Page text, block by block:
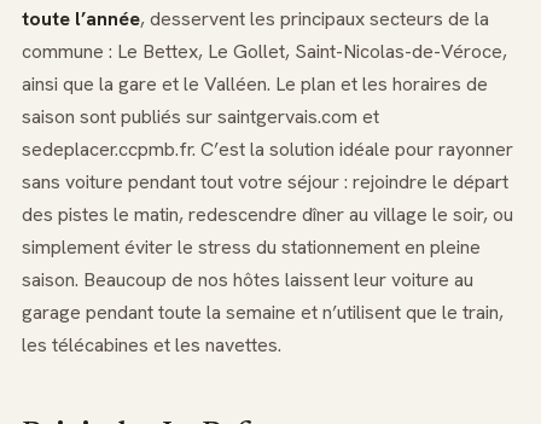
toute l’année, desservent les principaux secteurs de la
commune : Le Bettex, Le Gollet, Saint-Nicolas-de-Véroce,
ainsi que la gare et le Valléen. Le plan et les horaires de
saison sont publiés sur saintgervais.com et
sedeplacer.ccpmb.fr. C’est la solution idéale pour rayonner
sans voiture pendant tout votre séjour : rejoindre le départ
des pistes le matin, redescendre dîner au village le soir, ou
simplement éviter le stress du stationnement en pleine
saison. Beaucoup de nos hôtes laissent leur voiture au
garage pendant toute la semaine et n’utilisent que le train,
les télécabines et les navettes.